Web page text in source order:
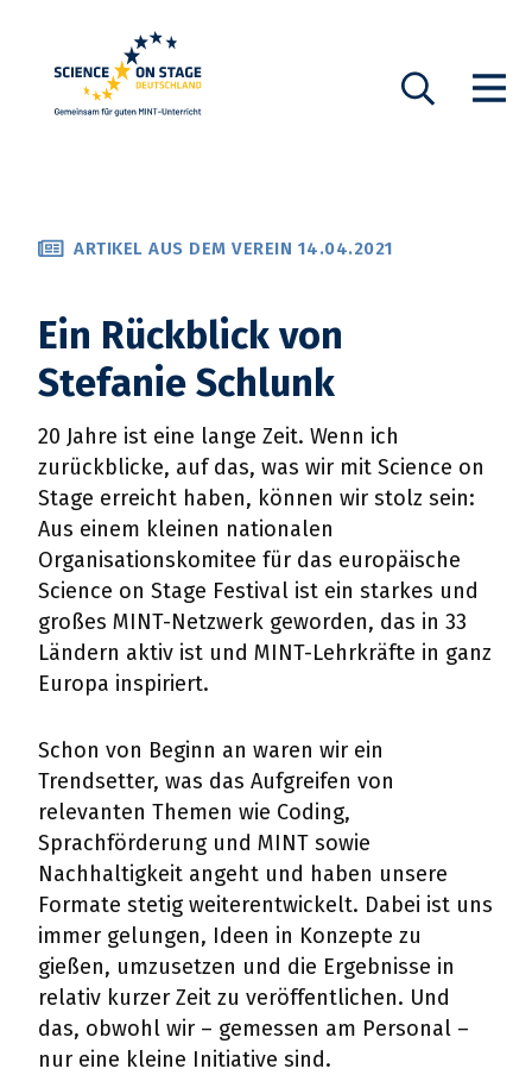
Suche
Show
ARTIKEL AUS DEM VEREIN 14.04.2021
Ein Rückblick von
Stefanie Schlunk
20 Jahre ist eine lange Zeit. Wenn ich
zurückblicke, auf das, was wir mit Science on
Stage erreicht haben, können wir stolz sein:
Aus einem kleinen nationalen
Organisationskomitee für das europäische
Science on Stage Festival ist ein starkes und
großes MINT-Netzwerk geworden, das in 33
Ländern aktiv ist und MINT-Lehrkräfte in ganz
Europa inspiriert.
Schon von Beginn an waren wir ein
Trendsetter, was das Aufgreifen von
relevanten Themen wie Coding,
Sprachförderung und MINT sowie
Nachhaltigkeit angeht und haben unsere
Formate stetig weiterentwickelt. Dabei ist uns
immer gelungen, Ideen in Konzepte zu
gießen, umzusetzen und die Ergebnisse in
relativ kurzer Zeit zu veröffentlichen. Und
das, obwohl wir – gemessen am Personal –
nur eine kleine Initiative sind.